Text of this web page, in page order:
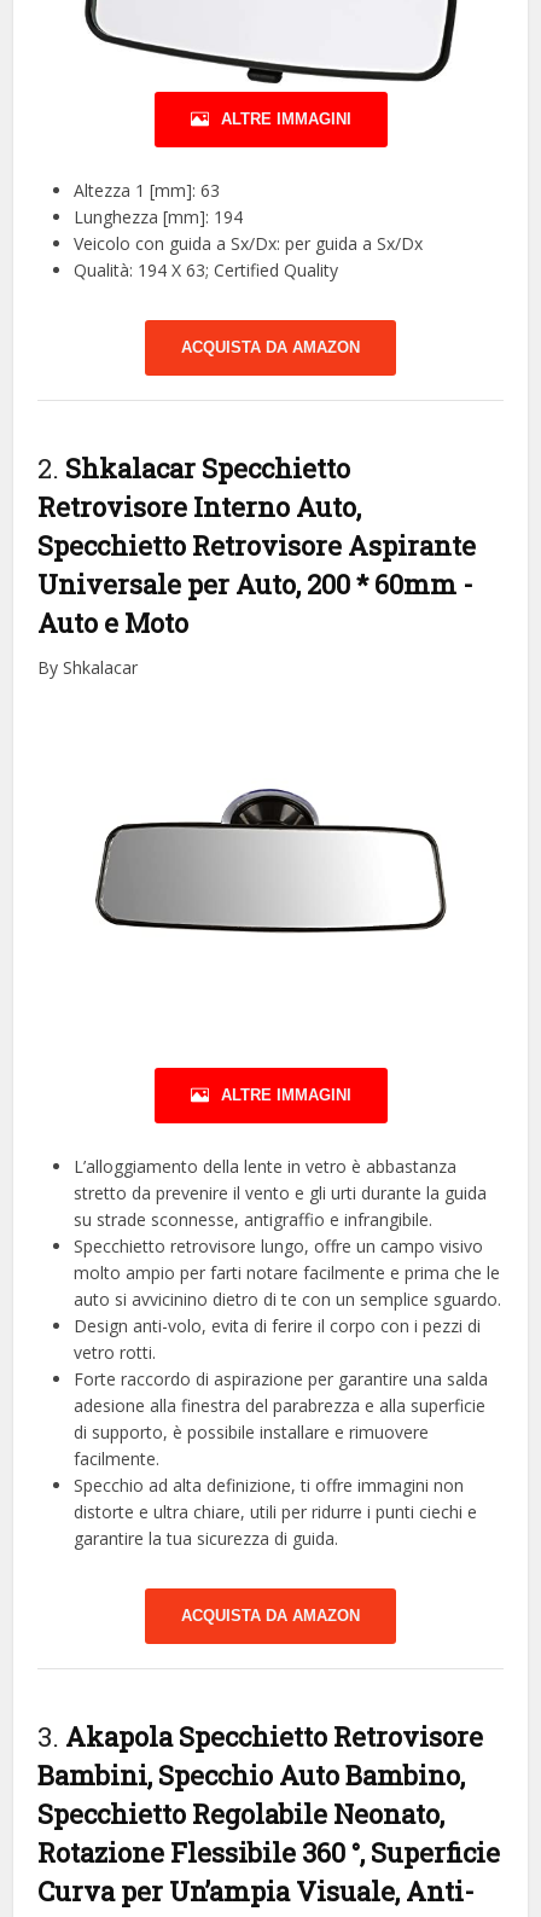
ALTRE IMMAGINI
Altezza 1 [mm]: 63
Lunghezza [mm]: 194
Veicolo con guida a Sx/Dx: per guida a Sx/Dx
Qualità: 194 X 63; Certified Quality
ACQUISTA DA AMAZON
2. Shkalacar Specchietto
Retrovisore Interno Auto,
Specchietto Retrovisore Aspirante
Universale per Auto, 200 * 60mm -
Auto e Moto
By Shkalacar
ALTRE IMMAGINI
L’alloggiamento della lente in vetro è abbastanza
stretto da prevenire il vento e gli urti durante la guida
su strade sconnesse, antigraffio e infrangibile.
Specchietto retrovisore lungo, offre un campo visivo
molto ampio per farti notare facilmente e prima che le
auto si avvicinino dietro di te con un semplice sguardo.
Design anti-volo, evita di ferire il corpo con i pezzi di
vetro rotti.
Forte raccordo di aspirazione per garantire una salda
adesione alla finestra del parabrezza e alla superficie
di supporto, è possibile installare e rimuovere
facilmente.
Specchio ad alta definizione, ti offre immagini non
distorte e ultra chiare, utili per ridurre i punti ciechi e
garantire la tua sicurezza di guida.
ACQUISTA DA AMAZON
3. Akapola Specchietto Retrovisore
Bambini, Specchio Auto Bambino,
Specchietto Regolabile Neonato,
Rotazione Flessibile 360 °, Superficie
Curva per Un’ampia Visuale, Anti-